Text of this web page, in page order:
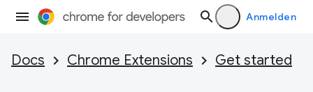
Anmelden
Docs Chrome Extensions Get started